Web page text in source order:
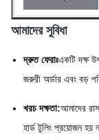
আমাদের সুবিধা
দ্রুত ফেরাঃএকটি দক্ষ
জরুরী অর্ডার এবং বড়
খরচ দক্ষতা:আমাদের
হার্ড টুলিং প্রয়োজন হয়